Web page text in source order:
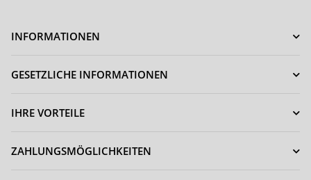
INFORMATIONEN
GESETZLICHE INFORMATIONEN
IHRE VORTEILE
ZAHLUNGSMÖGLICHKEITEN